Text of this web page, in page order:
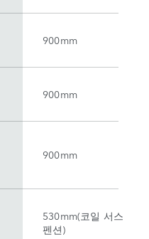
900mm
900mm
900mm
530mm(코일 서스
펜션)